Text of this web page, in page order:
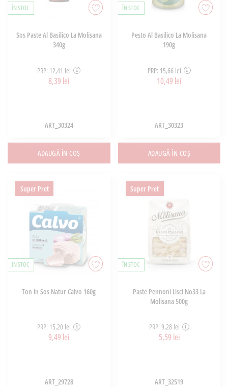
ÎN STOC
Sos Paste Al Basilico La Molisana
340g
PRP: 12,41 lei
8,39 lei
ART_30324
ADAUGĂ ÎN COȘ
ÎN STOC
Pesto Al Basilico La Molisana
190g
PRP: 15,66 lei
10,49 lei
ART_30323
ADAUGĂ ÎN COȘ
Super Pret
ÎN STOC
Ton In Sos Natur Calvo 160g
PRP: 15,20 lei
9,49 lei
ART_29728
Super Pret
ÎN STOC
Paste Pennoni Lisci No33 La
Molisana 500g
PRP: 9,28 lei
5,59 lei
ART_32519